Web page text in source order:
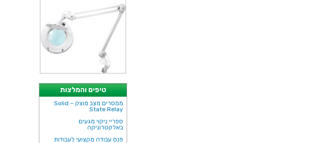
טיפים והמלצות
ממסרים מצב מוצק – Solid
State Relay
ספריי ניקוי מגעים
באלקטרוניקה
פנס עבודה מקצועי לעבודות